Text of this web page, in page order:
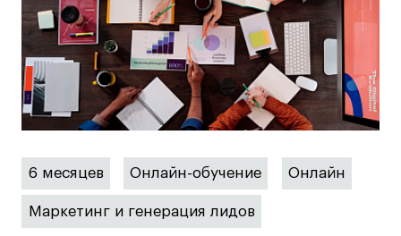
6 месяцев Онлайн-обучение Онлайн
Маркетинг и генерация лидов